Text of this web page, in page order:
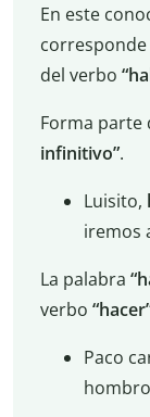
En este
corresponde
del verbo
Forma parte
infinitivo”.
Luisito,
iremos
La palabra
verbo
Paco